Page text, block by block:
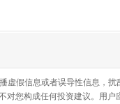
虚假信息或者误导性信息，
对您构成任何投资建议。用